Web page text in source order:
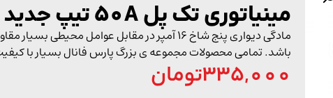
مینیاتوری تک پل 50A تیپ جدید
مادگی دیواری پنج شاخ 16 آمپر در مقابل
باشد. تمامی محصولات مجموعه ی بزرگ پارس فانال بسیار با
335,000تومان